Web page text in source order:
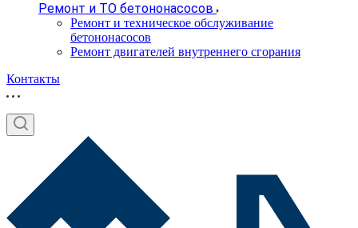
Ремонт и ТО бетононасосов
Ремонт и техническое обслуживание
бетононасосов
Ремонт двигателей внутреннего сгорания
Контакты